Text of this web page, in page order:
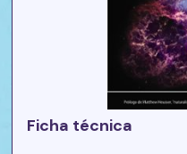
Ficha técnica